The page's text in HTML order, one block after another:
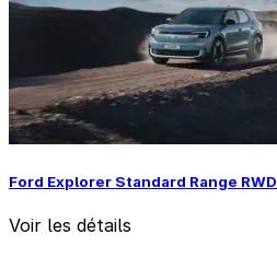
Ford Explorer Standard Range RWD
Voir les détails